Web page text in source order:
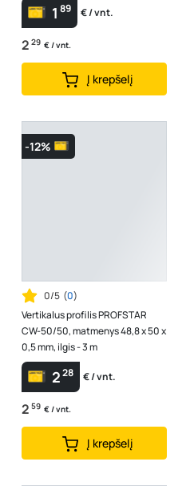
1 89 € / vnt.
2 29 € / vnt.
Į krepšelį
-12%
0/5 (0)
Vertikalus profilis PROFSTAR
CW-50/50, matmenys 48,8 x 50 x
0,5 mm, ilgis - 3 m
228 € / vnt.
2 59 € / vnt.
Į krepšelį